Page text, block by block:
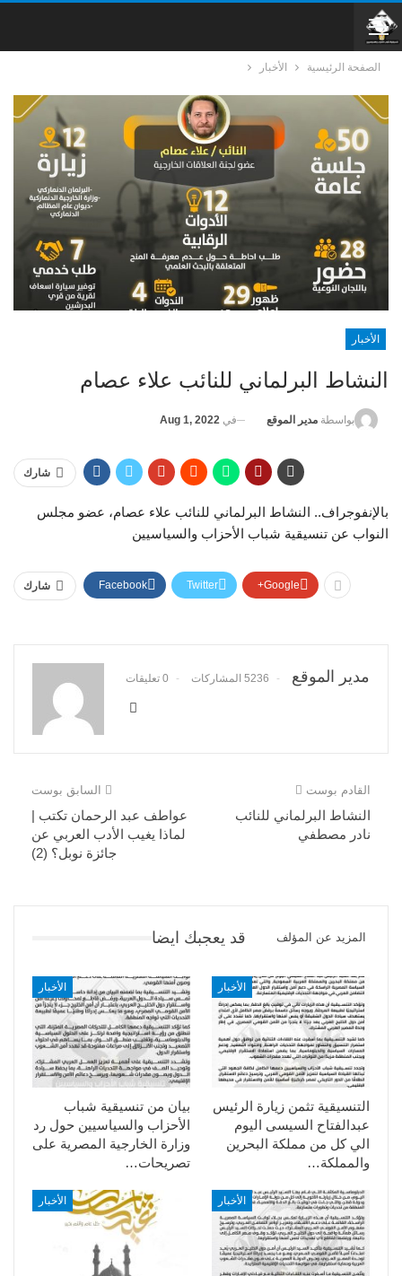
الصفحة الرئيسية الأخبار
الأخبار
النشاط البرلماني للنائب علاء عصام
بواسطة مدير الموقع في Aug 1, 2022
شارك
بالإنفوجراف.. النشاط البرلماني للنائب علاء عصام، عضو مجلس
النواب عن تنسيقية شباب الأحزاب والسياسيين
شارك Facebook Twitter Google+
مدير الموقع 5236 المشاركات 0 تعليقات
السابق بوست
عواطف عبد الرحمان تكتب |
لماذا يغيب الأدب العربي عن
جائزة نوبل؟ (2)
القادم بوست
النشاط البرلماني للنائب
نادر مصطفي
قد يعجبك ايضا المزيد عن المؤلف
الأخبار
بيان من تنسيقية شباب
الأحزاب والسياسيين حول رد
وزارة الخارجية المصرية على
تصريحات…
الأخبار
التنسيقية تثمن زيارة الرئيس
عبدالفتاح السيسى اليوم
الي كل من مملكة البحرين
والمملكة…
الأخبار الأخبار